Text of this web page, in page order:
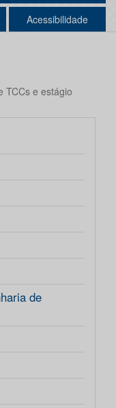
Acessibilidade
TCCs e estágio
de